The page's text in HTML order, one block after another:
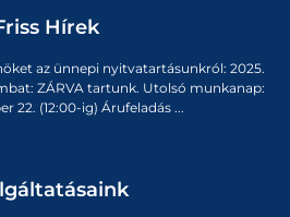
Hírek
az ünnepi nyitvatartásunkról: 2025.
ZÁRVA tartunk. Utolsó munkanap:
22. (12:00-ig) Árufeladás ...